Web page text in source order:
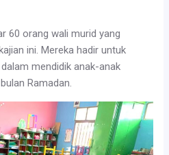
60 orang wali murid yang
ini. Mereka hadir untuk
mendidik anak-anak
Ramadan.